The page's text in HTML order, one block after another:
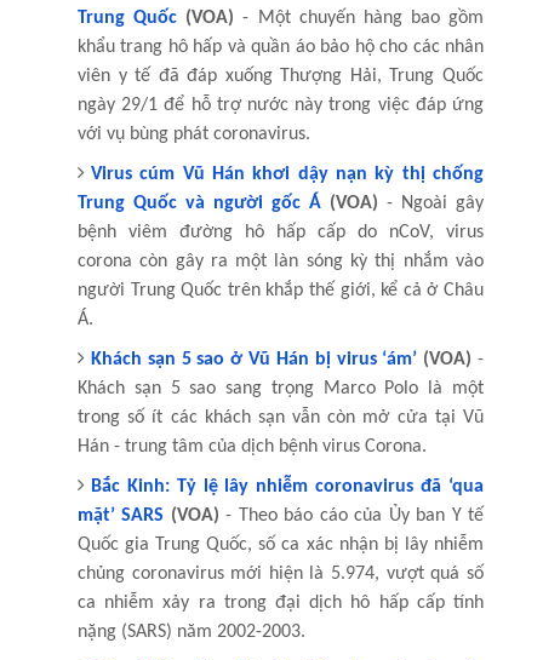
Trung Quốc (VOA) - Một chuyến hàng bao gồm
khẩu trang hô hấp và quần áo bảo hộ cho các nhân
viên y tế đã đáp xuống Thượng Hải, Trung Quốc
ngày 29/1 để hỗ trợ nước này trong việc đáp ứng
với vụ bùng phát coronavirus.
Virus cúm Vũ Hán khơi dậy nạn kỳ thị chống
Trung Quốc và người gốc Á (VOA) - Ngoài gây
bệnh viêm đường hô hấp cấp do nCoV, virus
corona còn gây ra một làn sóng kỳ thị nhắm vào
người Trung Quốc trên khắp thế giới, kể cả ở Châu
Á.
Khách sạn 5 sao ở Vũ Hán bị virus ‘ám’ (VOA) -
Khách sạn 5 sao sang trọng Marco Polo là một
trong số ít các khách sạn vẫn còn mở cửa tại Vũ
Hán - trung tâm của dịch bệnh virus Corona.
Bắc Kinh: Tỷ lệ lây nhiễm coronavirus đã ‘qua
mặt’ SARS (VOA) - Theo báo cáo của Ủy ban Y tế
Quốc gia Trung Quốc, số ca xác nhận bị lây nhiễm
chủng coronavirus mới hiện là 5.974, vượt quá số
ca nhiễm xảy ra trong đại dịch hô hấp cấp tính
nặng (SARS) năm 2002-2003.